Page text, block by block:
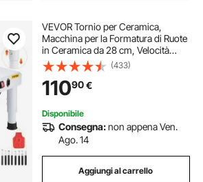
VEVOR Tornio per Ceramica,
Macchina per la Formatura di Ruote
in Ceramica da 28 cm, Velocità
Regolabile da 60 a 300 giri/min,
Pedale, Gamba di Sollevamento
Regolabile, Vasca Rimovibile,
Bianco
(433)
11090€
Disponibile
Consegna:non appena Ven.
Ago. 14
Aggiungi al carrello